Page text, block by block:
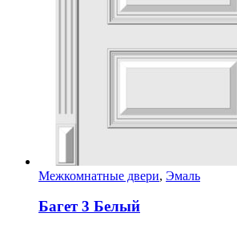
Межкомнатные двери, Эмаль
Багет 3 Белый